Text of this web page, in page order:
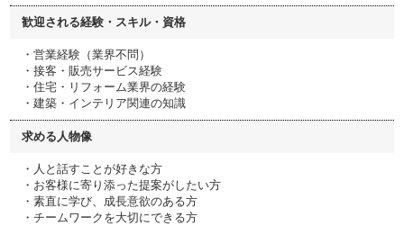
歓迎される経験・スキル・資格
・営業経験（業界不問）
・接客・販売サービス経験
・住宅・リフォーム業界の経験
・建築・インテリア関連の知識
求める人物像
・人と話すことが好きな方
・お客様に寄り添った提案がしたい方
・素直に学び、成長意欲のある方
・チームワークを大切にできる方